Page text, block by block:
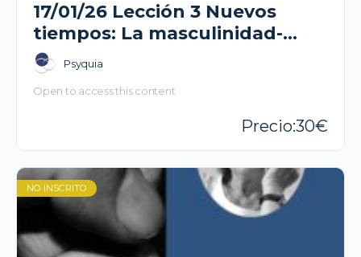
17/01/26 Lección 3 Nuevos
tiempos: La masculinidad-
Alejandro Tolosa
Psyquia
Open to access this content
30
NO INSCRITO